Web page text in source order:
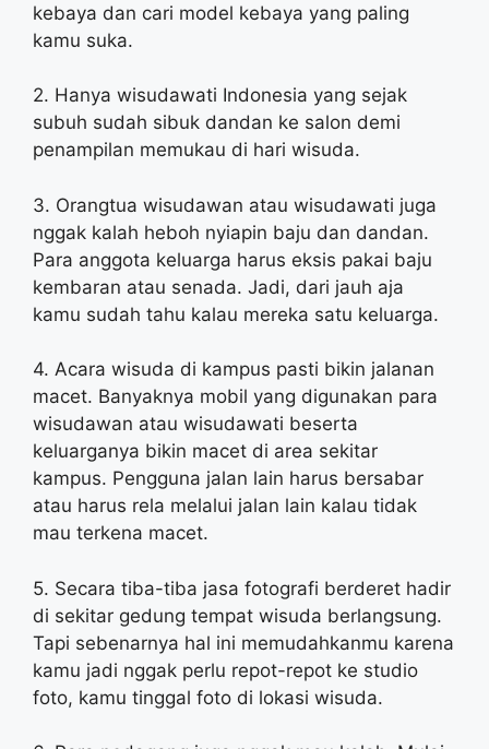
kebaya dan cari model kebaya yang paling
kamu suka.
2. Hanya wisudawati Indonesia yang sejak
subuh sudah sibuk dandan ke salon demi
penampilan memukau di hari wisuda.
3. Orangtua wisudawan atau wisudawati juga
nggak kalah heboh nyiapin baju dan dandan.
Para anggota keluarga harus eksis pakai baju
kembaran atau senada. Jadi, dari jauh aja
kamu sudah tahu kalau mereka satu keluarga.
4. Acara wisuda di kampus pasti bikin jalanan
macet. Banyaknya mobil yang digunakan para
wisudawan atau wisudawati beserta
keluarganya bikin macet di area sekitar
kampus. Pengguna jalan lain harus bersabar
atau harus rela melalui jalan lain kalau tidak
mau terkena macet.
5. Secara tiba-tiba jasa fotografi berderet hadir
di sekitar gedung tempat wisuda berlangsung.
Tapi sebenarnya hal ini memudahkanmu karena
kamu jadi nggak perlu repot-repot ke studio
foto, kamu tinggal foto di lokasi wisuda.